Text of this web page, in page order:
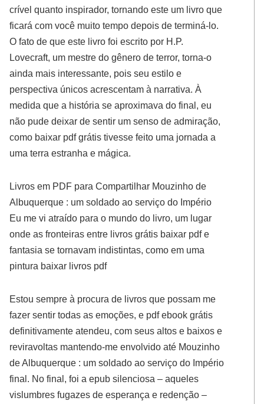
crível quanto inspirador, tornando este um livro que
ficará com você muito tempo depois de terminá-lo.
O fato de que este livro foi escrito por H.P.
Lovecraft, um mestre do gênero de terror, torna-o
ainda mais interessante, pois seu estilo e
perspectiva únicos acrescentam à narrativa. À
medida que a história se aproximava do final, eu
não pude deixar de sentir um senso de admiração,
como baixar pdf grátis tivesse feito uma jornada a
uma terra estranha e mágica.
Livros em PDF para Compartilhar Mouzinho de
Albuquerque : um soldado ao serviço do Império
Eu me vi atraído para o mundo do livro, um lugar
onde as fronteiras entre livros grátis baixar pdf e
fantasia se tornavam indistintas, como em uma
pintura baixar livros pdf
Estou sempre à procura de livros que possam me
fazer sentir todas as emoções, e pdf ebook grátis
definitivamente atendeu, com seus altos e baixos e
reviravoltas mantendo-me envolvido até Mouzinho
de Albuquerque : um soldado ao serviço do Império
final. No final, foi a epub silenciosa – aqueles
vislumbres fugazes de esperança e redenção –